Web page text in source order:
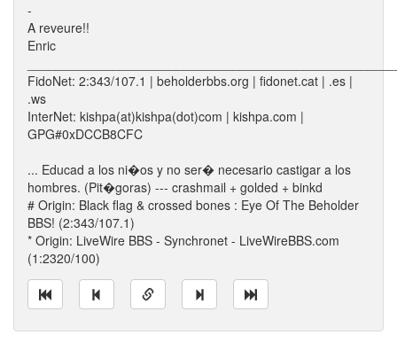
-
A reveure!!
Enric
FidoNet: 2:343/107.1 | beholderbbs.org | fidonet.cat | .es |
.ws
InterNet: kishpa(at)kishpa(dot)com | kishpa.com |
GPG#0xDCCB8CFC
... Educad a los ni�os y no ser� necesario castigar a los
hombres. (Pit�goras) --- crashmail + golded + binkd
# Origin: Black flag & crossed bones : Eye Of The Beholder
BBS! (2:343/107.1)
* Origin: LiveWire BBS - Synchronet - LiveWireBBS.com
(1:2320/100)